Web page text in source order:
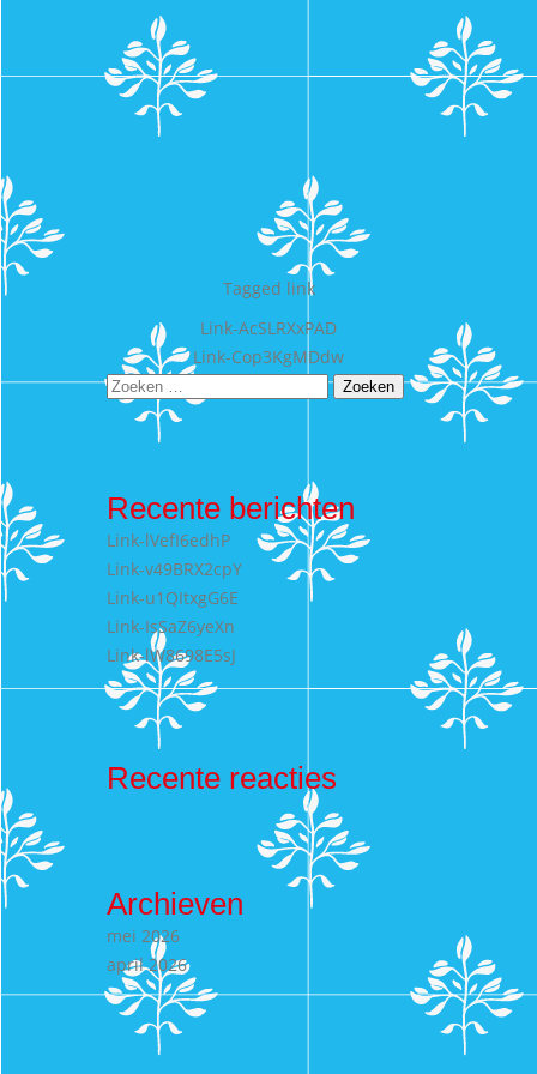
Tagged link
Bericht
navigatie
Link-AcSLRXxPAD
Link-Cop3KgMDdw
Zoeken
naar:
Recente berichten
Link-lVefI6edhP
Link-v49BRX2cpY
Link-u1QItxgG6E
Link-IsSaZ6yeXn
Link-lW8698E5sJ
Recente reacties
Archieven
mei 2026
april 2026